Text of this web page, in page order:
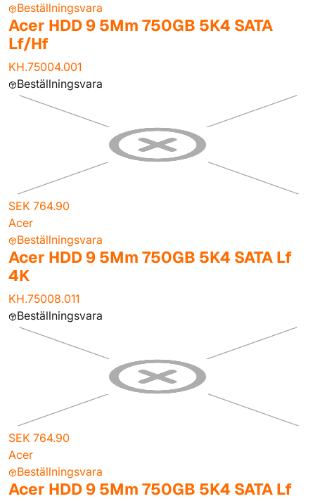
Beställningsvara
Acer HDD 9 5Mm 750GB 5K4 SATA
Lf/Hf
KH.75004.001
Beställningsvara
SEK 764.90
Acer
Beställningsvara
Acer HDD 9 5Mm 750GB 5K4 SATA Lf
4K
KH.75008.011
Beställningsvara
SEK 764.90
Acer
Beställningsvara
Acer HDD 9 5Mm 750GB 5K4 SATA Lf